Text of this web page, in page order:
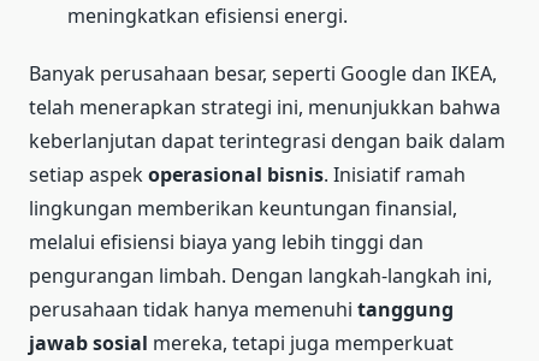
meningkatkan efisiensi energi.
Banyak perusahaan besar, seperti Google dan IKEA,
telah menerapkan strategi ini, menunjukkan bahwa
keberlanjutan dapat terintegrasi dengan baik dalam
setiap aspekoperasional bisnis. Inisiatif ramah
lingkungan memberikan keuntungan finansial,
melalui efisiensi biaya yang lebih tinggi dan
pengurangan limbah. Dengan langkah-langkah ini,
perusahaan tidak hanya memenuhi tanggung
jawab sosial mereka, tetapi juga memperkuat